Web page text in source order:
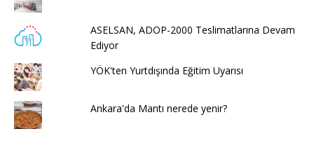
ASELSAN, ADOP-2000 Teslimatlarına Devam
Ediyor
YÖK'ten Yurtdışında Eğitim Uyarısı
Ankara'da Mantı nerede yenir?